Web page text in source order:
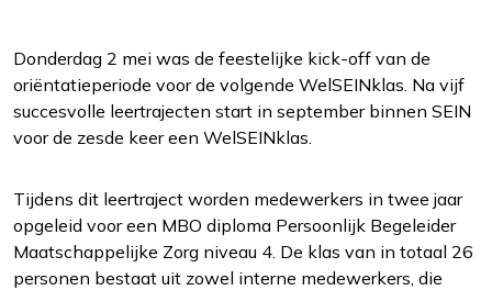
Functioneel
Alleen de cookies plaatsen die nodig zijn om
de inhoud van de website goed te kunnen
bekijken.
Donderdag 2 mei was de feestelijke kick-off van de
oriëntatieperiode voor de volgende WelSEINklas. Na vijf
succesvolle leertrajecten start in september binnen SEIN
voor de zesde keer een WelSEINklas.
Tijdens dit leertraject worden medewerkers in twee jaar
opgeleid voor een MBO diploma Persoonlijk Begeleider
Maatschappelijke Zorg niveau 4. De klas van in totaal 26
personen bestaat uit zowel interne medewerkers, die